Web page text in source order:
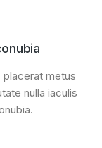
placerat metus
nulla iaculis